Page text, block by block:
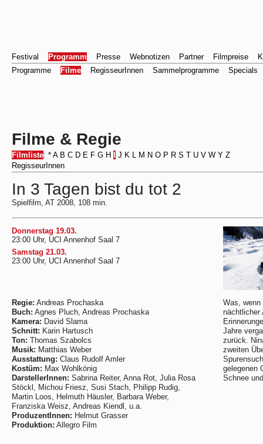
Festival Programm Presse Webnotizen Partner Filmpreise
Programme
Filme RegisseurInnen Sammelprogramme Specials
Filme & Regie
Filmliste: * A B C D E F G H J K L M N O P R S T U V W Y Z
RegisseurInnen
In 3 Tagen bist du tot 2
Spielfilm, AT 2008, 108 min.
Donnerstag 19.03.
23:00 Uhr, UCI Annenhof Saal 7
Samstag 21.03.
23:00 Uhr, UCI Annenhof Saal 7
Regie: Andreas Prochaska
Buch: Agnes Pluch, Andreas Prochaska
Kamera: David Slama
Schnitt: Karin Hartusch
Ton: Thomas Szabolcs
Musik: Matthias Weber
Ausstattung: Claus Rudolf Amler
Kostüm: Max Wohlkönig
DarstellerInnen: Sabrina Reiter, Anna Rot, Julia Rosa
Stöckl, Michou Friesz, Susi Stach, Philipp Rudig,
Martin Loos, Helmuth Häusler, Barbara Weber,
Franziska Weisz, Andreas Kiendl, u.a.
ProduzentInnen: Helmut Grasser
Produktion: Allegro Film
Was, wenn
nächtlicher
Jahre
zurück.
zweiten
gelegenen
Schnee